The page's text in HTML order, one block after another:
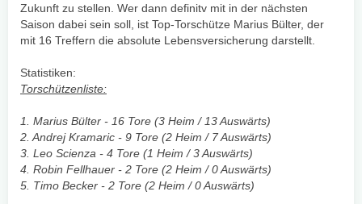
Zukunft zu stellen. Wer dann definitv mit in der nächsten
Saison dabei sein soll, ist Top-Torschütze Marius Bülter, der
mit 16 Treffern die absolute Lebensversicherung darstellt.
Statistiken:
Torschützenliste:
1. Marius Bülter - 16 Tore (3 Heim / 13 Auswärts)
2. Andrej Kramaric - 9 Tore (2 Heim / 7 Auswärts)
3. Leo Scienza - 4 Tore (1 Heim / 3 Auswärts)
4. Robin Fellhauer - 2 Tore (2 Heim / 0 Auswärts)
5. Timo Becker - 2 Tore (2 Heim / 0 Auswärts)